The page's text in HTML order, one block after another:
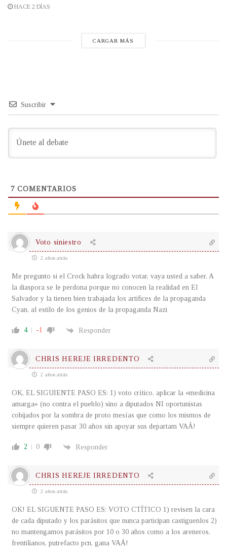
HACE 2 DÍAS
CARGAR MÁS
Suscribir
7 COMENTARIOS
Voto siniestro
2 años atrás
Me pregunto si el Crock habra logrado votar, vaya usted a saber. A
la diaspora se le perdona porque no conocen la realidad en El
Salvador y la tienen bien trabajada los artifices de la propaganda
Cyan, al estilo de los genios de la propaganda Nazi
4 -1 Responder
CHRIS HEREJE IRREDENTO
2 años atrás
OK, EL SIGUIENTE PASO ES: 1) voto crítico, aplicar la «medicina
amarga» (no contra el pueblo) sino a diputados NI oportunistas
cobijados por la sombra de proto mesías que como los mismos de
siempre quieren pasar 30 años sin apoyar sus departam VAÁ!
2 0 Responder
CHRIS HEREJE IRREDENTO
2 años atrás
OK! EL SIGUENTE PASO ES: VOTO CTÍTICO 1) revisen la cara
de cada diputado y los parásitos que nunca participan castiguenlos 2)
no mantengamos parásitos por 10 o 30 años como a los areneros,
frentilianos, putrefacto pcn, gana VAÁ!